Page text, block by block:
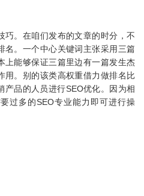
。在咱们发布的文章的时分，不
名。一个中心关键词主张采用三篇
上能够保证三篇里边有一篇发生杰
用。别的该类高权重借力做排名比
产品的人员进行SEO优化。因为相
过多的SEO专业能力即可进行操